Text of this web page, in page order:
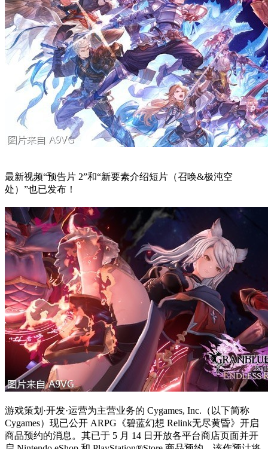
最新视频“预告片 2”和“新要素介绍短片（召唤&极沌空
处）”也已发布！
游戏策划·开发·运营为主营业务的 Cygames, Inc.（以下简称
Cygames）现已公开 ARPG《碧蓝幻想 Relink无尽黄昏》开启
商品预约的消息。其已于 5 月 14 日开放各平台商店页面并开